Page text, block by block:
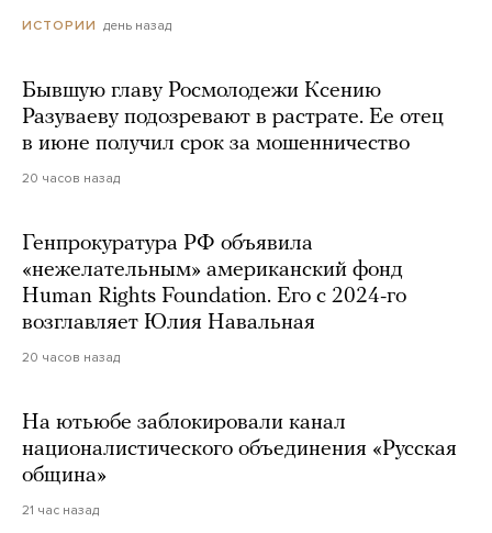
ИСТОРИИ день назад
Бывшую главу Росмолодежи Ксению
Разуваеву подозревают в растрате. Ее отец
в июне получил срок за мошенничество
20 часов назад
Генпрокуратура РФ объявила
«нежелательным» американский фонд
Human Rights Foundation. Его с 2024-го
возглавляет Юлия Навальная
20 часов назад
На ютьюбе заблокировали канал
националистического объединения «Русская
община»
21 час назад